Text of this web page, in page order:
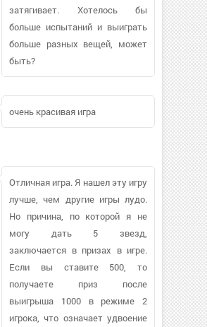
затягивает. Хотелось бы
больше испытаний и выиграть
больше разных вещей, может
быть?
очень красивая игра
Отличная игра. Я нашел эту игру
лучше, чем другие игры лудо.
Но причина, по которой я не
могу дать 5 звезд,
заключается в призах в игре.
Если вы ставите 500, то
получаете приз после
выигрыша 1000 в режиме 2
игрока, что означает удвоение